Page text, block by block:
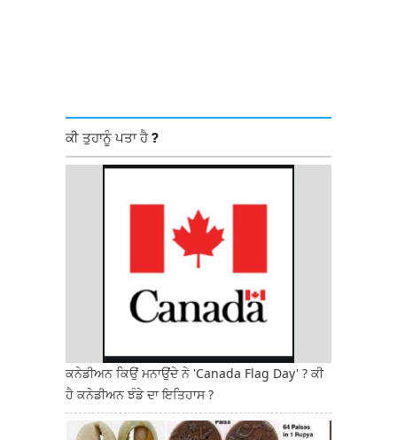
ਕੀ ਤੁਹਾਨੂੰ ਪਤਾ ਹੈ ?
ਕਨੇਡੀਅਨ ਕਿਉਂ ਮਨਾਉਂਦੇ ਨੇ 'Canada Flag Day' ? ਕੀ
ਹੈ ਕਨੇਡੀਅਨ ਝੰਡੇ ਦਾ ਇਤਿਹਾਸ ?